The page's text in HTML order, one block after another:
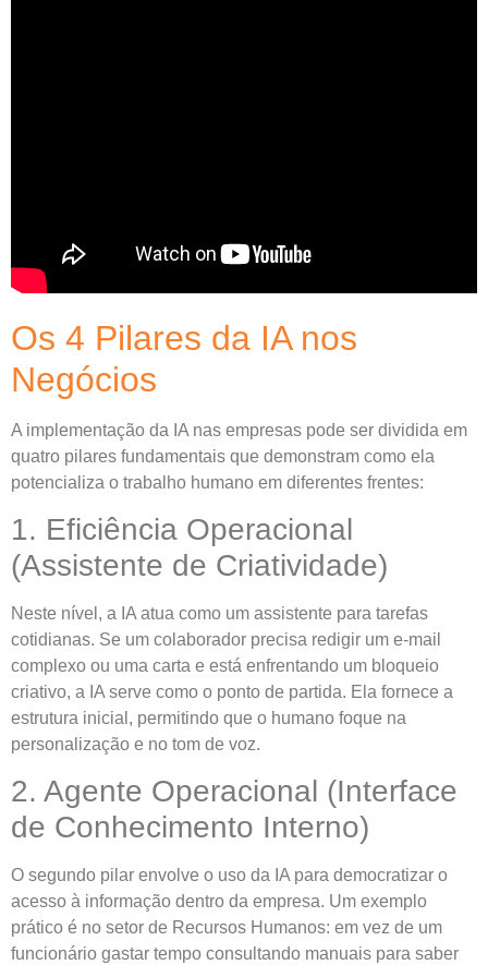
Os 4 Pilares da IA nos
Negócios
A implementação da IA nas empresas pode ser dividida em
quatro pilares fundamentais que demonstram como ela
potencializa o trabalho humano em diferentes frentes:
1. Eficiência Operacional
(Assistente de Criatividade)
Neste nível, a IA atua como um assistente para tarefas
cotidianas. Se um colaborador precisa redigir um e-mail
complexo ou uma carta e está enfrentando um bloqueio
criativo, a IA serve como o ponto de partida. Ela fornece a
estrutura inicial, permitindo que o humano foque na
personalização e no tom de voz.
2. Agente Operacional (Interface
de Conhecimento Interno)
O segundo pilar envolve o uso da IA para democratizar o
acesso à informação dentro da empresa. Um exemplo
prático é no setor de Recursos Humanos: em vez de um
funcionário gastar tempo consultando manuais para saber